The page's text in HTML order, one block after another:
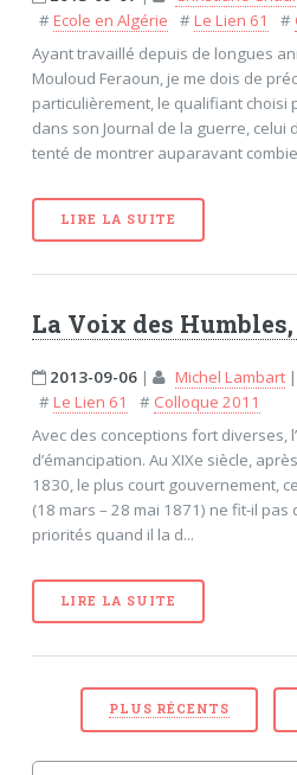
#Ecole en Algérie #Le Lien 61 #
Ayant travaillé depuis de longues
Mouloud Feraoun, je me dois de
particulièrement, le qualifiant choisi
dans son Journal de la guerre, celui
tenté de montrer auparavant
LIRE LA SUITE
La Voix des Humbles,
2013-09-06| Michel Lambart |
#Le Lien 61 # Colloque 2011
Avec des conceptions fort diverses,
d’émancipation. Au XIXe siècle,
1830, le plus court gouvernement,
(18 mars – 28 mai 1871) ne fit-il pas
priorités quand il la d...
LIRE LA SUITE
PLUS RÉCENTS